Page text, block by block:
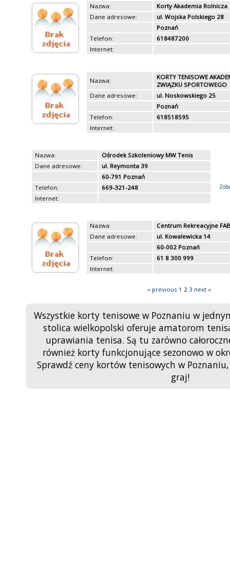
Nazwa:
Korty Akademia Rolnicza
Dane adresowe:
ul. Wojska Polskiego 28
Poznań
Telefon:
618487200
Internet:
Nazwa:
KORTY TENISOWE
ZWIĄZKU SPORTOWEGO
Dane adresowe:
ul. Noskowskiego 25
Poznań
Telefon:
618518595
Internet:
Nazwa:
Ośrodek Szkoleniowy MW Tenis
Dane adresowe:
ul. Reymonta 39
60-791 Poznań
Telefon:
669-321-248
Internet:
Nazwa:
Centrum Rekreacyjne
Dane adresowe:
ul. Kowalewicka 14
60-002 Poznań
Telefon:
61 8 300 999
Internet:
‹‹ previous 1 2 3 next ››
Wszystkie korty tenisowe w Poznaniu w
stolica wielkopolski oferuje amatorom
uprawiania tenisa. Są tu zarówno
również korty funkcjonujące sezonowo w
Sprawdź ceny kortów tenisowych w
graj!